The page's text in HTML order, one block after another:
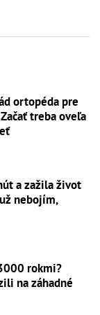
ortopéda pre
treba oveľa
a zažila život
nebojím,
rokmi?
na záhadné